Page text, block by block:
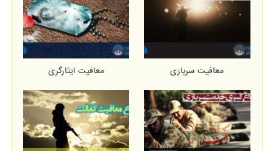
معافیت سربازی معافیت ایثارگری